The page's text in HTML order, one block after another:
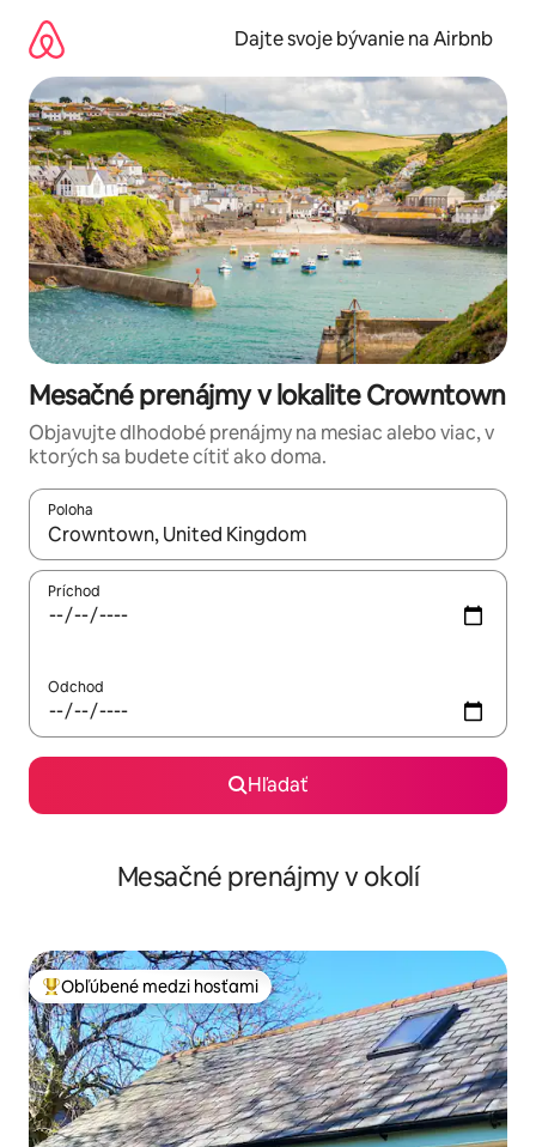
obsah.
Dajte svoje bývanie na Airbnb
Mesačné prenájmy v lokalite Crowntown
Objavujte dlhodobé prenájmy na mesiac alebo viac, v
ktorých sa budete cítiť ako doma.
Poloha
Keď budú výsledky k dispozícii, môžete si ich prechádzať
Príchod
Odchod
Hľadať
Mesačné prenájmy v okolí
Najobľúbenejšie medzi hosťami
Obľúbené medzi hosťami